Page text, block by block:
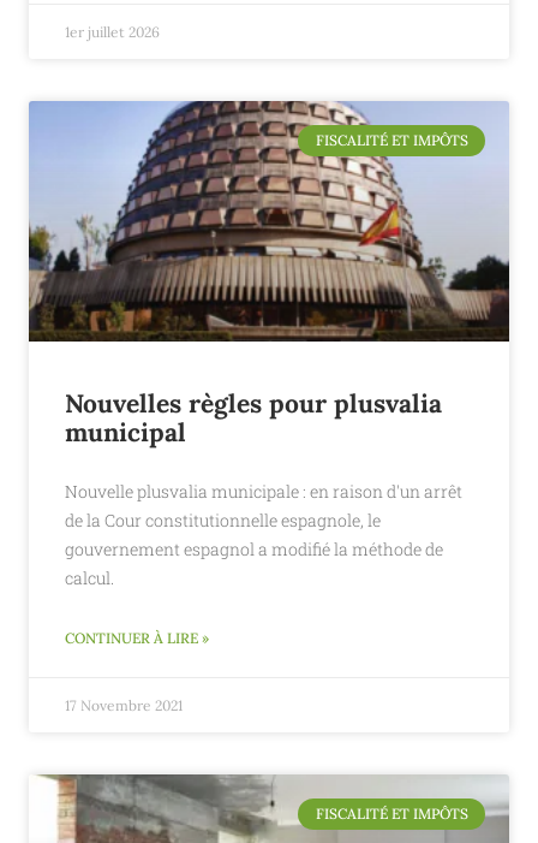
1er juillet 2026
FISCALITÉ ET IMPÔTS
Nouvelles règles pour plusvalia
municipal
Nouvelle plusvalia municipale : en raison d'un arrêt
de la Cour constitutionnelle espagnole, le
gouvernement espagnol a modifié la méthode de
calcul.
CONTINUER À LIRE »
17 Novembre 2021
FISCALITÉ ET IMPÔTS